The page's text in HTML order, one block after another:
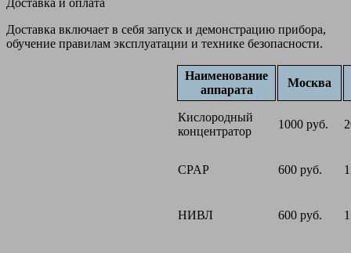
Доставка и оплата
Доставка включает в себя запуск и демонстрацию прибора,
обучение правилам эксплуатации и технике безопасности.
Наименование
аппарата
Москва
Кислородный
концентратор
1000 руб.
CPAP 600 руб.
НИВЛ 600 руб.